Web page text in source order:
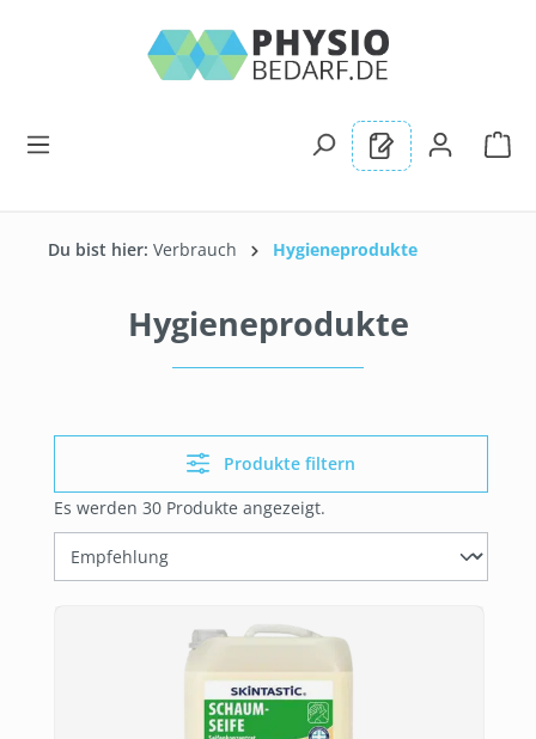
Du bist hier: Verbrauch Hygieneprodukte
Hygieneprodukte
Produkte filtern
Es werden 30 Produkte angezeigt.